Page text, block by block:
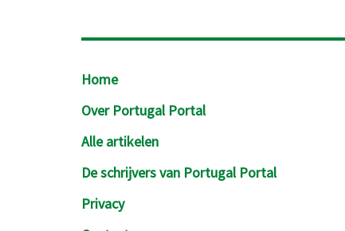
Footer
Home
Over Portugal Portal
Alle artikelen
De schrijvers van Portugal Portal
Privacy